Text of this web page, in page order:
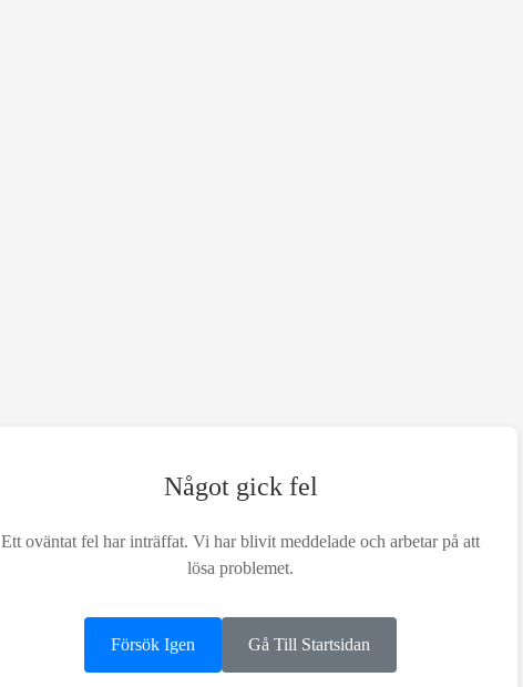
Något gick fel
Ett oväntat fel har inträffat. Vi har blivit meddelade och arbetar på att
lösa problemet.
Försök Igen Gå Till Startsidan